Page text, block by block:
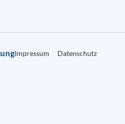
Impressum Datenschutz